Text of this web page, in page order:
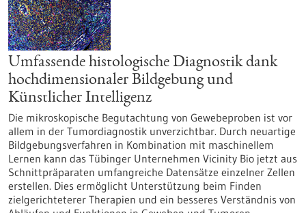
Umfassende histologische Diagnostik dank
hochdimensionaler Bildgebung und
Künstlicher Intelligenz
Die mikroskopische Begutachtung von Gewebeproben ist vor
allem in der Tumordiagnostik unverzichtbar. Durch neuartige
Bildgebungsverfahren in Kombination mit maschinellem
Lernen kann das Tübinger Unternehmen Vicinity Bio jetzt aus
Schnittpräparaten umfangreiche Datensätze einzelner Zellen
erstellen. Dies ermöglicht Unterstützung beim Finden
zielgerichteterer Therapien und ein besseres Verständnis von